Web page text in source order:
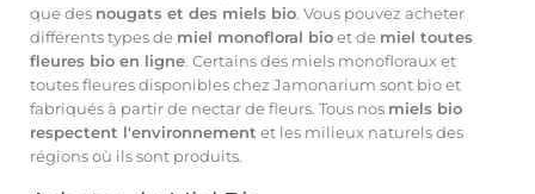
que des nougats et des miels bio. Vous pouvez acheter
différents types de miel monofloral bioet de miel toutes
fleures bio en ligne. Certains des miels monofloraux et
toutes fleures disponibles chez Jamonarium sont bio et
fabriqués à partir de nectar de fleurs. Tous nos miels bio
respectent l'environnement et les milieux naturels des
régions où ils sont produits.